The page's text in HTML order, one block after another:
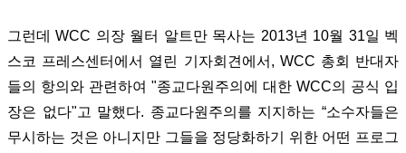
그런데 WCC 의장 월터 알트만 목사는 2013년 10월 31일 벡
스코 프레스센터에서 열린 기자회견에서, WCC 총회 반대자
들의 항의와 관련하여 "종교다원주의에 대한 WCC의 공식 입
장은 없다"고 말했다. 종교다원주의를 지지하는 “소수자들은
무시하는 것은 아니지만 그들을 정당화하기 위한 어떤 프로그